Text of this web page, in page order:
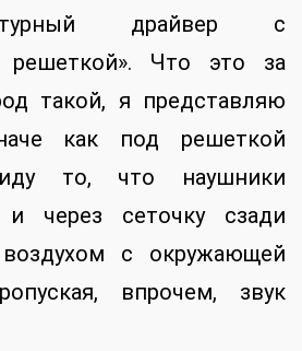
драйвер с
решеткой». Что это за
такой, я представляю
как под решеткой
то, что наушники
и через сеточку сзади
с окружающей
впрочем, звук